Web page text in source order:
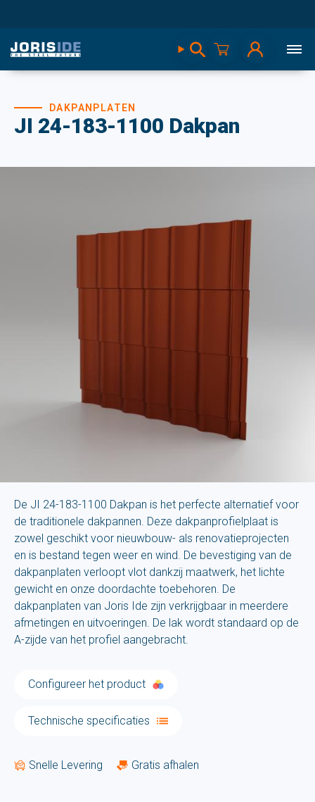
JI 24-183-1100 Dakpan
DAKPANPLATEN
De JI 24-183-1100 Dakpan is het perfecte alternatief voor
de traditionele dakpannen. Deze dakpanprofielplaat is
zowel geschikt voor nieuwbouw- als renovatieprojecten
en is bestand tegen weer en wind. De bevestiging van de
dakpanplaten verloopt vlot dankzij maatwerk, het lichte
gewicht en onze doordachte toebehoren. De
dakpanplaten van Joris Ide zijn verkrijgbaar in meerdere
afmetingen en uitvoeringen. De lak wordt standaard op de
A-zijde van het profiel aangebracht.
Configureer het product
Technische specificaties
Snelle Levering Gratis afhalen